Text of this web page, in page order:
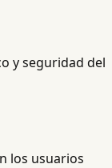
y seguridad del
los usuarios